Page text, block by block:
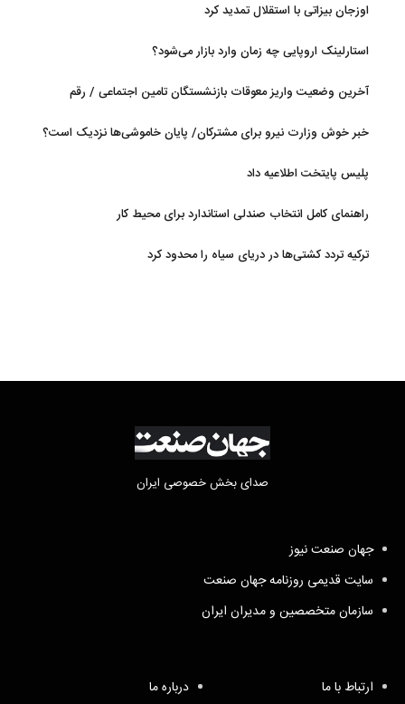
اوزجان بیزاتی با استقلال تمدید کرد
استارلینک اروپایی چه زمان وارد بازار می‌شود؟
آخرین وضعیت واریز معوقات بازنشستگان تامین اجتماعی / رقم
خبر خوش وزارت نیرو برای مشترکان/ پایان خاموشی‌ها نزدیک است؟
پلیس پایتخت اطلاعیه داد
راهنمای کامل انتخاب صندلی استاندارد برای محیط کار
ترکیه تردد کشتی‌ها در دریای سیاه را محدود کرد
صدای بخش خصوصی ایران
جهان صنعت نیوز
سایت قدیمی روزنامه جهان صنعت
سازمان متخصصین و مدیران ایران
ارتباط با ما درباره ما